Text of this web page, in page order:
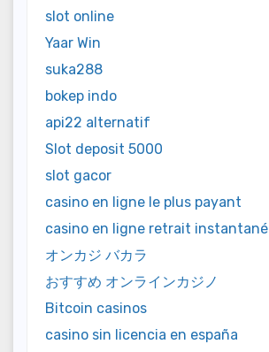
slot online
Yaar Win
suka288
bokep indo
api22 alternatif
Slot deposit 5000
slot gacor
casino en ligne le plus payant
casino en ligne retrait instantané
オンカジ バカラ
おすすめ オンラインカジノ
Bitcoin casinos
casino sin licencia en españa